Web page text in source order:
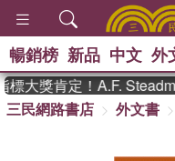
暢銷榜 新品 中文 外
大獎肯定！A.F.
三民網路書店
外文書